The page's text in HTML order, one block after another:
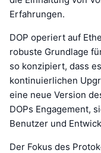
Erfahrungen.
DOP operiert auf
robuste Grundlage
so konzipiert, dass
kontinuierlichen
eine neue Version
DOPs Engagement,
Benutzer und
Der Fokus des